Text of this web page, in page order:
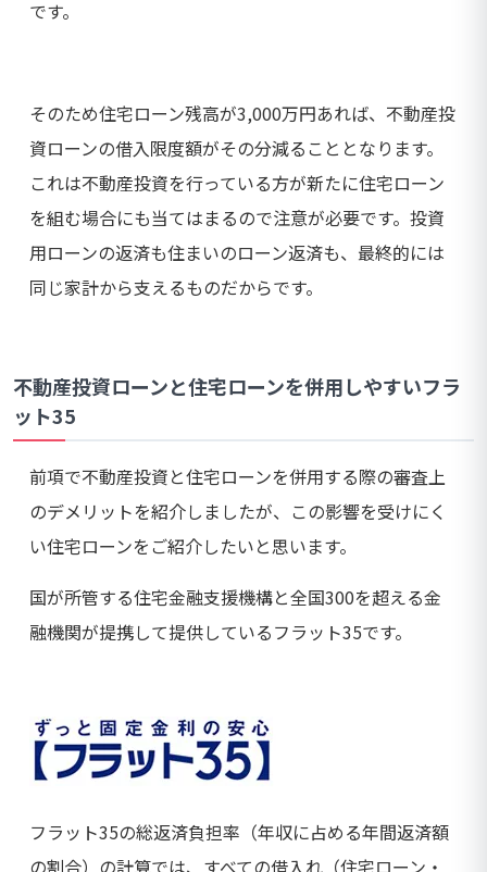
です。
そのため住宅ローン残高が3,000万円あれば、不動産投
資ローンの借入限度額がその分減ることとなります。
これは不動産投資を行っている方が新たに住宅ローン
を組む場合にも当てはまるので注意が必要です。投資
用ローンの返済も住まいのローン返済も、最終的には
同じ家計から支えるものだからです。
不動産投資ローンと住宅ローンを併用しやすいフラ
ット35
前項で不動産投資と住宅ローンを併用する際の審査上
のデメリットを紹介しましたが、この影響を受けにく
い住宅ローンをご紹介したいと思います。
国が所管する住宅金融支援機構と全国300を超える金
融機関が提携して提供しているフラット35です。
フラット35の総返済負担率（年収に占める年間返済額
の割合）の計算では、すべての借入れ（住宅ローン・